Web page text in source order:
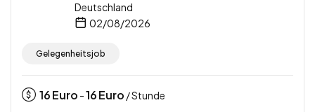
Deutschland
02/08/2026
Gelegenheitsjob
16Euro -16Euro / Stunde